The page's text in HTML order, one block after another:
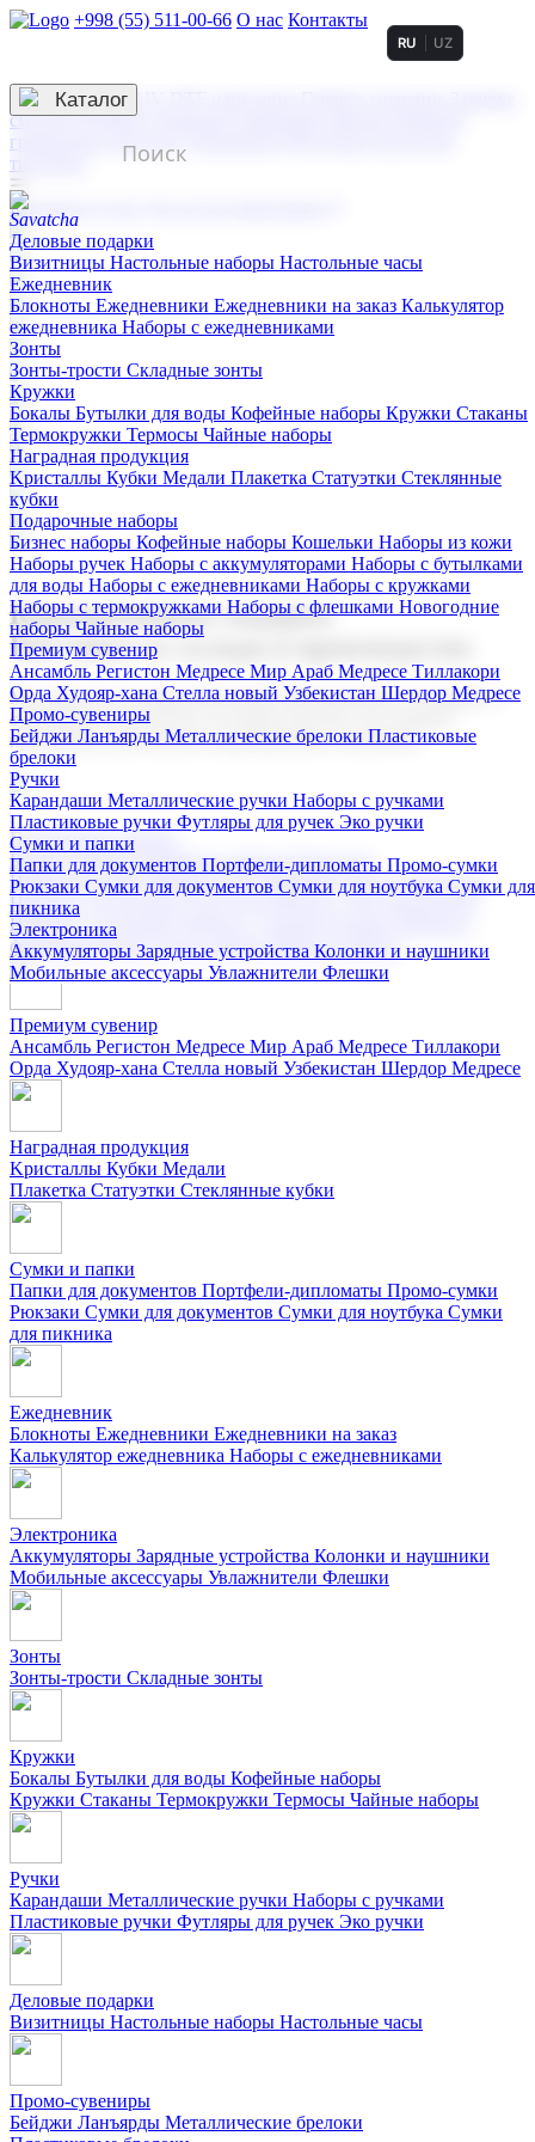
+998 (55) 511-00-66 О нас Контакты
3D гравировка
смолой (Doming)
гравировка твердая
тиснение
RU UZ
☰
Контакты
Каталог
Деловые подарки
Визитницы Настольные наборы Настольные часы
Ежедневник
Блокноты Ежедневники Ежедневники на заказ Калькулятор
ежедневника Наборы с ежедневниками
Зонты
Зонты-трости Складные зонты
Кружки
Бокалы Бутылки для воды Кофейные наборы Кружки Стаканы
Термокружки Термосы Чайные наборы
Наградная продукция
Kристаллы Кубки Медали Плакетка Статуэтки Стеклянные
кубки
Подарочные наборы
Бизнес наборы Кофейные наборы Кошельки Наборы из кожи
Наборы ручек Наборы с аккумуляторами Наборы с бутылками
для воды Наборы с ежедневниками Наборы с кружками
Наборы с термокружками Наборы с флешками Новогодние
наборы Чайные наборы
Премиум сувенир
Ансамбль Регистон Медресе Мир Араб Медресе Тиллакори
Орда Худояр-хана Стелла новый Узбекистан Шердор Медресе
Промо-сувениры
Бейджи Ланъярды Металлические брелоки Пластиковые
брелоки
Ручки
Карандаши Металлические ручки Наборы с ручками
Пластиковые ручки Футляры для ручек Эко ручки
Сумки и папки
Папки для документов Портфели-дипломаты Промо-сумки
Рюкзаки Сумки для документов Сумки для ноутбука Сумки для
пикника
Электроника
Аккумуляторы Зарядные устройства Колонки и наушники
Мобильные аксессуары Увлажнители Флешки
Корпоративные подарки
Поставка со склада и производство
Мы предлагаем широкий выбор корпоративных подарков и
сувениров с логотипом. В нашем каталоге вы найдете
продукцию для бизнеса, мероприятия и клиентов.
Подарочные наборы
Бизнес наборыКофейные наборы Кошельки
Наборы из кожиНаборы ручекНаборы с аккумуляторами
Наборы с бутылками для воды
Наборы с ежедневниками
Наборы с кружками
флешкамиНовогодние наборыЧайные наборы
Премиум сувенир
Ансамбль Регистон Медресе Мир Араб Медресе Тиллакори
Орда Худояр-хана Стелла новый Узбекистан Шердор Медресе
Наградная продукция
Kристаллы Кубки Медали
Плакетка Статуэтки Стеклянные кубки
Сумки и папки
Папки для документов Портфели-дипломаты Промо-сумки
Рюкзаки Сумки для документов Сумки для ноутбука Сумки
для пикника
Ежедневник
Блокноты Ежедневники Ежедневники на заказ
Калькулятор ежедневника Наборы с ежедневниками
Электроника
Аккумуляторы Зарядные устройства Колонки и наушники
Мобильные аксессуары Увлажнители Флешки
Зонты
Зонты-трости Складные зонты
Кружки
Бокалы Бутылки для воды Кофейные наборы
Кружки Стаканы Термокружки Термосы Чайные наборы
Ручки
Карандаши Металлические ручки Наборы с ручками
Пластиковые ручки Футляры для ручек Эко ручки
Деловые подарки
Визитницы Настольные наборы Настольные часы
Промо-сувениры
Бейджи Ланъярды Металлические брелоки